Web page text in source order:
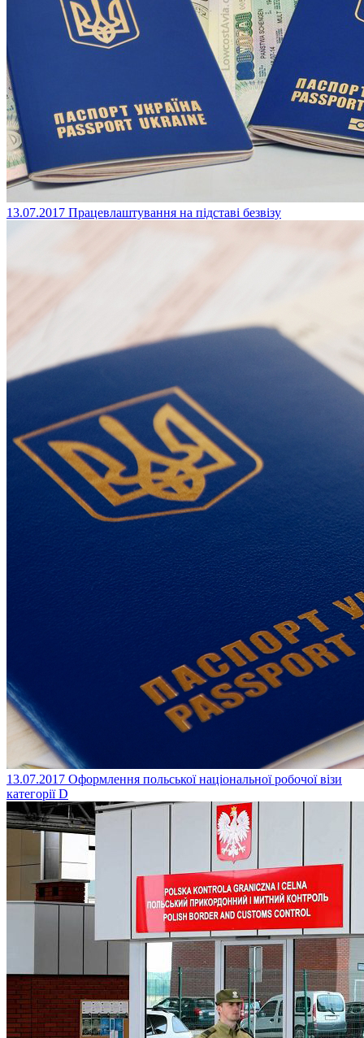
13.07.2017 Працевлаштування на підставі безвізу
13.07.2017 Оформлення польської національної робочої візи
категорії D